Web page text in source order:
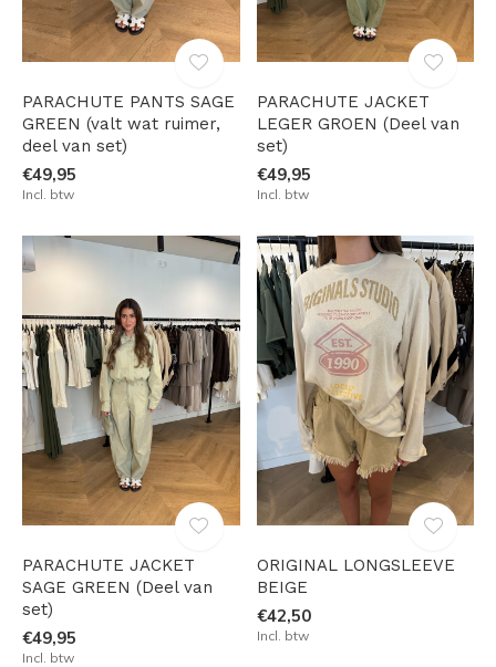
PARACHUTE PANTS SAGE
GREEN (valt wat ruimer,
deel van set)
€49,95
Incl. btw
PARACHUTE JACKET
LEGER GROEN (Deel van
set)
€49,95
Incl. btw
PARACHUTE JACKET
SAGE GREEN (Deel van
set)
€49,95
Incl. btw
ORIGINAL LONGSLEEVE
BEIGE
€42,50
Incl. btw